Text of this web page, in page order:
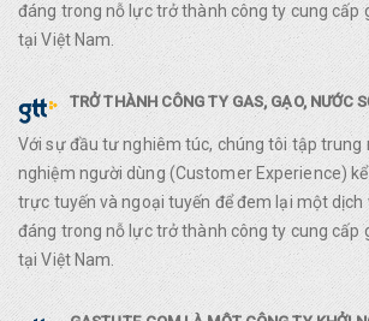
đáng trong nỗ lực trở thành công ty cung cấp
tại Việt Nam.
TRỞ THÀNH CÔNG TY GAS, GẠO, NƯỚC
Với sự đầu tư nghiêm túc, chúng tôi tập trung
nghiệm người dùng (Customer Experience)
trực tuyến và ngoại tuyến để đem lại một dịch
đáng trong nỗ lực trở thành công ty cung cấp
tại Việt Nam.